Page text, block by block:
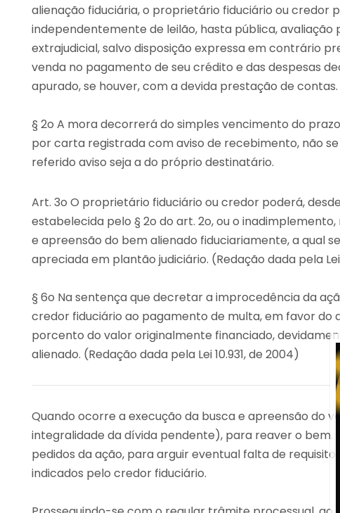
alienação fiduciária, o proprietário fiduciário ou credor
independentemente de leilão, hasta pública, avaliação
extrajudicial, salvo disposição expressa em contrário
venda no pagamento de seu crédito e das despesas
apurado, se houver, com a devida prestação de contas.
§ 2o A mora decorrerá do simples vencimento do
por carta registrada com aviso de recebimento, não
referido aviso seja a do próprio destinatário.
Art. 3o O proprietário fiduciário ou credor poderá,
estabelecida pelo § 2o do art. 2o, ou o
e apreensão do bem alienado fiduciariamente, a qual
apreciada em plantão judiciário. (Redação dada pela Lei
§ 6o Na sentença que decretar a improcedência da
credor fiduciário ao pagamento de multa, em favor do
porcento do valor originalmente financiado,
alienado. (Redação dada pela Lei 10.931, de 2004)
Quando ocorre a execução da busca e apreensão do
integralidade da dívida pendente), para reaver o bem.
pedidos da ação, para arguir eventual falta de
indicados pelo credor fiduciário.